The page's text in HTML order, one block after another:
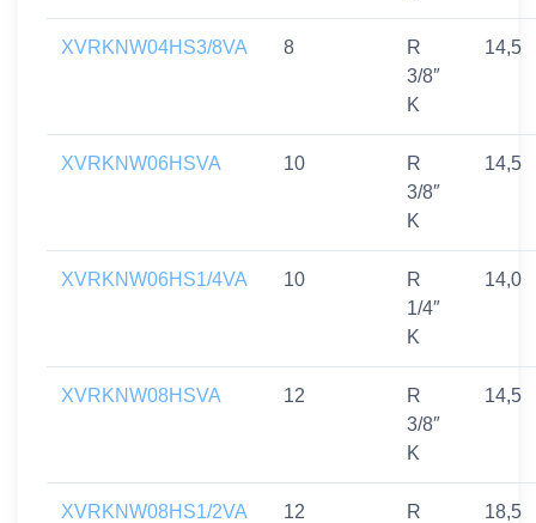
XVRKNW04HS3/8VA 8
R
3/8″
K
14,5
XVRKNW06HSVA 10
R
3/8″
K
14,5
XVRKNW06HS1/4VA 10
R
1/4″
K
14,0
XVRKNW08HSVA 12
R
3/8″
K
14,5
XVRKNW08HS1/2VA 12
R
18,5